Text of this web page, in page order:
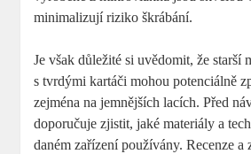
minimalizují riziko škrábání.
Je však důležité si uvědomit, že starší
s tvrdými kartáči mohou potenciálně
zejména na jemnějších lacích. Před
doporučuje zjistit, jaké materiály a
daném zařízení používány. Recenze a